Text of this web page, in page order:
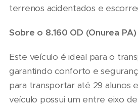
terrenos acidentados e
Sobre o 8.160 OD (Onurea PA)
Este veículo é ideal para o
garantindo conforto e
para transportar até 29 alunos
veículo possui um entre eixo